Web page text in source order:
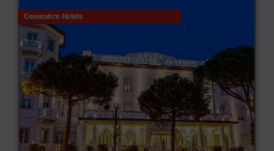
Cesenatico Hotels